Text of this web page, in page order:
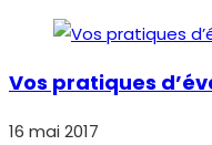
Vos pratiques
16 mai 2017